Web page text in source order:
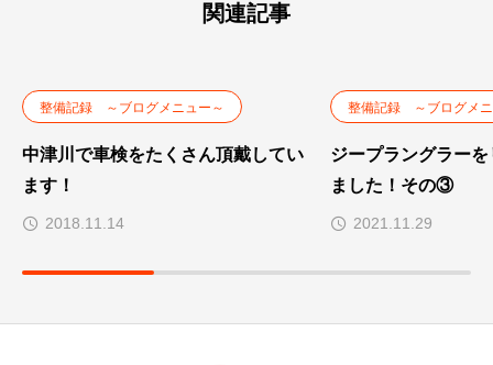
関連記事
整備記録 ～ブログメニュー～
中津川で車検をたくさん頂戴してい
ます！
2018.11.14
整備記録 ～ブログメ
ジープラングラー
ました！その③
2021.11.29